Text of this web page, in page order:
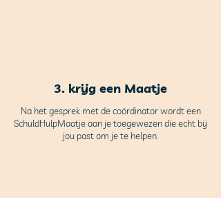
3. krijg een Maatje
Na het gesprek met de coördinator wordt een
SchuldHulpMaatje aan je toegewezen die echt bij
jou past om je te helpen.